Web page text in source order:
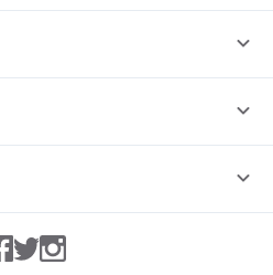
Facebook
TwitterInstagram